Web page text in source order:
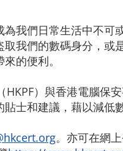
我們日常生活中不
我們的數碼身分，
的便利。
）與香港電腦保
士和建議，藉以減低
。亦可在網